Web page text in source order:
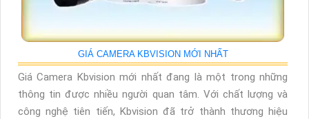
GIÁ CAMERA KBVISION MỚI NHẤT
Giá Camera Kbvision mới nhất đang là một trong những
thông tin được nhiều người quan tâm. Với chất lượng và
công nghệ tiên tiến, Kbvision đã trở thành thương hiệu